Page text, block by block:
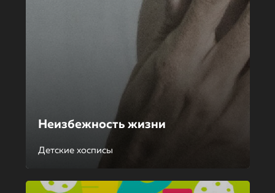
Неизбежность жизни
Детские хосписы